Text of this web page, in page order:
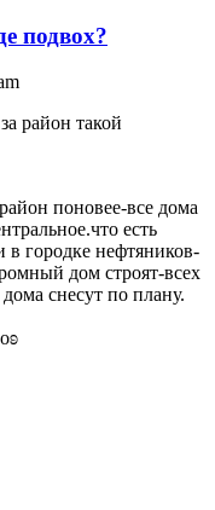
подвох?
район такой
поновее-все дома
есть
в городке нефтяников-
дом строят-всех
снесут по плану.